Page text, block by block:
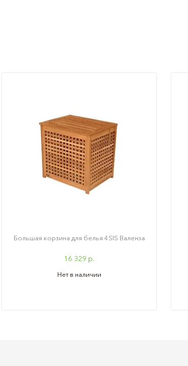
Большая корзина для белья 4SIS Валенза
16 329 р.
Нет в наличии